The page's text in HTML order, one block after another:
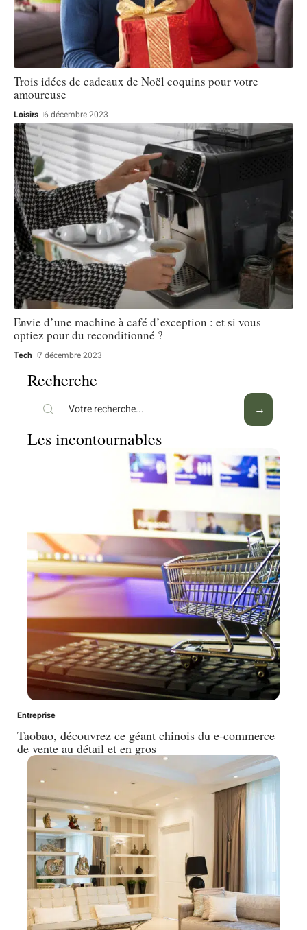
Trois idées de cadeaux de Noël coquins pour votre
amoureuse
Loisirs 6 décembre 2023
Envie d’une machine à café d’exception : et si vous
optiez pour du reconditionné ?
Tech 7 décembre 2023
Recherche
Les incontournables
Entreprise
Taobao, découvrez ce géant chinois du e-commerce
de vente au détail et en gros